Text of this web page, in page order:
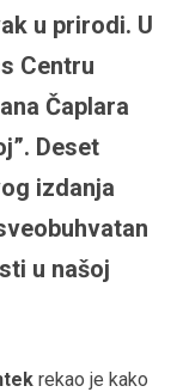
u prirodi. U
Centru
Čaplara
Deset
izdanja
u našoj
rekao je kako